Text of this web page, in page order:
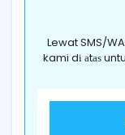
Lewat SMS/WA
kami dі аtаѕ